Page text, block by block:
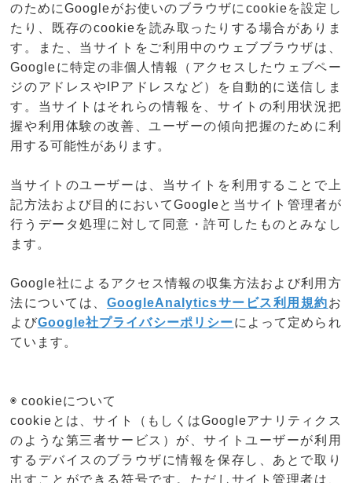
のためにGoogleがお使いのブラウザにcookieを設定し
たり、既存のcookieを読み取ったりする場合がありま
す。また、当サイトをご利用中のウェブブラウザは、
Googleに特定の非個人情報（アクセスしたウェブペー
ジのアドレスやIPアドレスなど）を自動的に送信しま
す。当サイトはそれらの情報を、サイトの利用状況把
握や利用体験の改善、ユーザーの傾向把握のために利
用する可能性があります。
当サイトのユーザーは、当サイトを利用することで上
記方法および目的においてGoogleと当サイト管理者が
行うデータ処理に対して同意・許可したものとみなし
ます。
Google社によるアクセス情報の収集方法および利用方
法については、 GoogleAnalyticsサービス利用規約お
よびGoogle社プライバシーポリシーによって定められ
ています。
◉ cookieについて
cookieとは、サイト（もしくはGoogleアナリティクス
のような第三者サービス）が、サイトユーザーが利用
するデバイスのブラウザに情報を保存し、あとで取り
出すことができる符号です。ただしサイト管理者は、